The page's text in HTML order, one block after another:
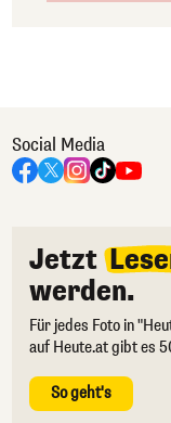
Social Media
Jetzt
werden.
Für jedes Foto in
auf Heute.at gibt es
So geht's